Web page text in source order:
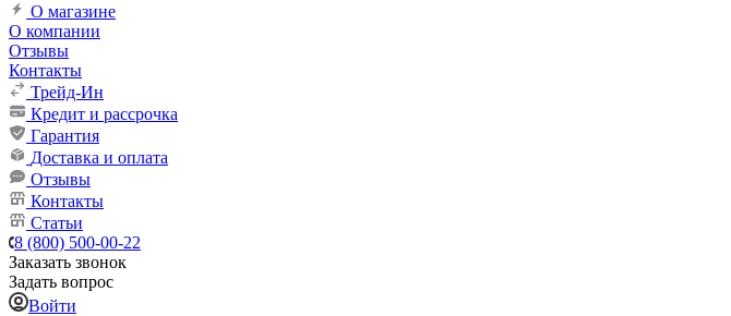
О магазине
О компании
Отзывы
Контакты
Трейд-Ин
Кредит и рассрочка
Гарантия
Доставка и оплата
Отзывы
Контакты
Статьи
8 (800) 500-00-22
Заказать звонок
Задать вопрос
Войти